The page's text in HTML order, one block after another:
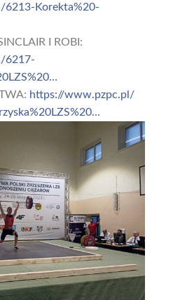
Korekta%20-
I ROBI:
6217-
https://www.pzpc.pl/